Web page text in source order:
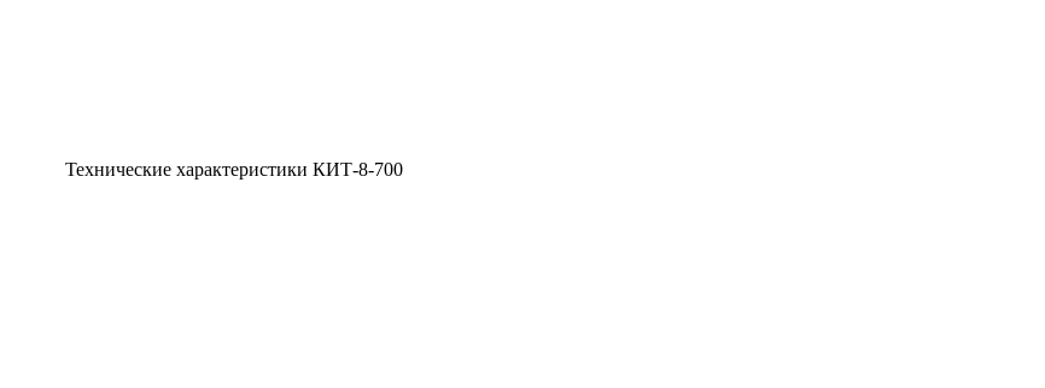
Технические характеристики КИТ-8-700